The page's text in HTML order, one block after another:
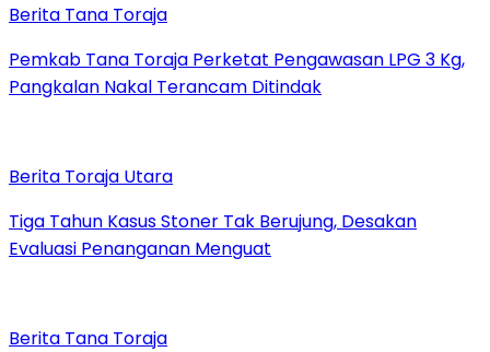
Berita Tana Toraja
Pemkab Tana Toraja Perketat Pengawasan LPG 3 Kg,
Pangkalan Nakal Terancam Ditindak
Berita Toraja Utara
Tiga Tahun Kasus Stoner Tak Berujung, Desakan
Evaluasi Penanganan Menguat
Berita Tana Toraja